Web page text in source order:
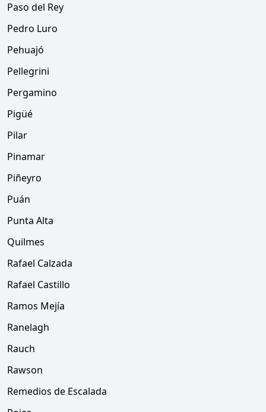
Paso del Rey
Pedro Luro
Pehuajó
Pellegrini
Pergamino
Pigüé
Pilar
Pinamar
Piñeyro
Puán
Punta Alta
Quilmes
Rafael Calzada
Rafael Castillo
Ramos Mejía
Ranelagh
Rauch
Rawson
Remedios de Escalada